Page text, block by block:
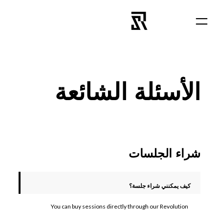
إلى
الأسئلة الشائعة
شراء الجلسات
كيف يمكنني شراء جلسة؟
You can buy sessions directly through our Revolution